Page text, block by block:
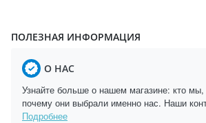
ПОЛЕЗНАЯ ИНФОРМАЦИЯ
О НАС
Узнайте больше о нашем магазине: кто
почему они выбрали именно нас. Наши
Подробнее